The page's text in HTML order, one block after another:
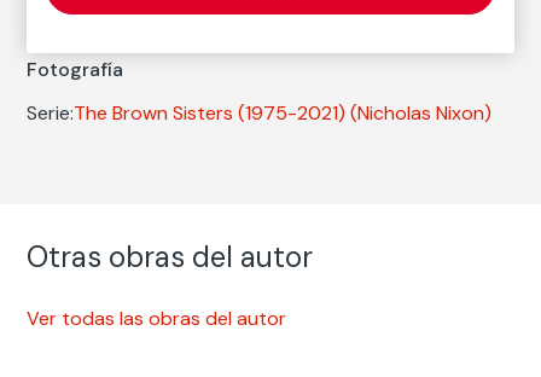
Fotografía
Serie:The Brown Sisters (1975-2021) (Nicholas Nixon)
Otras obras del autor
Ver todas las obras del autor